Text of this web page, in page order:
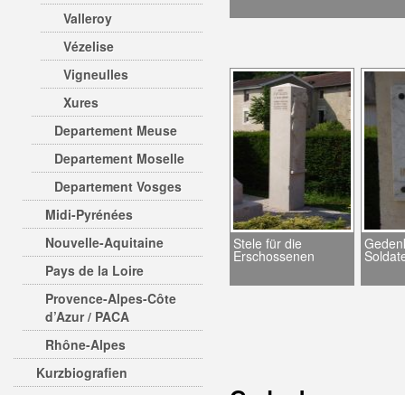
Valleroy
Vézelise
Vigneulles
Xures
Departement Meuse
Departement Moselle
Departement Vosges
Midi-Pyrénées
Nouvelle-Aquitaine
Pays de la Loire
Provence-Alpes-Côte
d’Azur / PACA
Rhône-Alpes
Kurzbiografien
Stele für die
Erschossenen